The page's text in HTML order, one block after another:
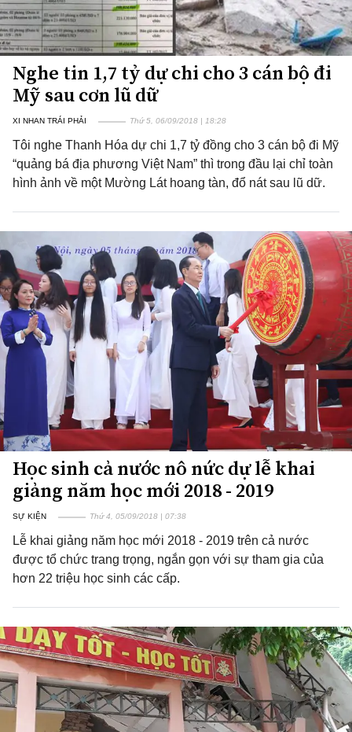
Nghe tin 1,7 tỷ dự chi cho 3 cán bộ đi
Mỹ sau cơn lũ dữ
XI NHAN TRÁI PHẢI Thứ 5, 06/09/2018 | 18:28
Tôi nghe Thanh Hóa dự chi 1,7 tỷ đồng cho 3 cán bộ đi Mỹ
“quảng bá địa phương Việt Nam” thì trong đầu lại chỉ toàn
hình ảnh về một Mường Lát hoang tàn, đổ nát sau lũ dữ.
Học sinh cả nước nô nức dự lễ khai
giảng năm học mới 2018 - 2019
SỰ KIỆN Thứ 4, 05/09/2018 | 07:38
Lễ khai giảng năm học mới 2018 - 2019 trên cả nước
được tổ chức trang trọng, ngắn gọn với sự tham gia của
hơn 22 triệu học sinh các cấp.